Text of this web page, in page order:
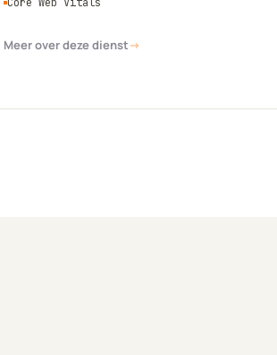
Meer over deze dienst→